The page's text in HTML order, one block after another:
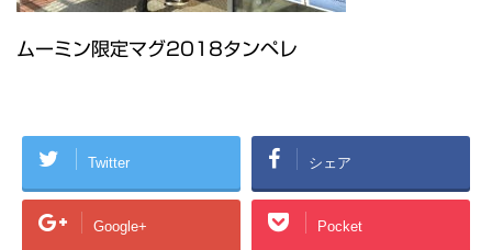
ムーミン限定マグ2018タンペレ
Twitter シェア
Google+ Pocket